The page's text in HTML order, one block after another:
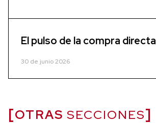
El pulso de la compra directa
30 de junio 2026
OTRAS SECCIONES